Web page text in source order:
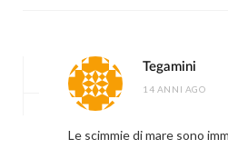
Tegamini
14 ANNI AGO
Le scimmie di mare sono